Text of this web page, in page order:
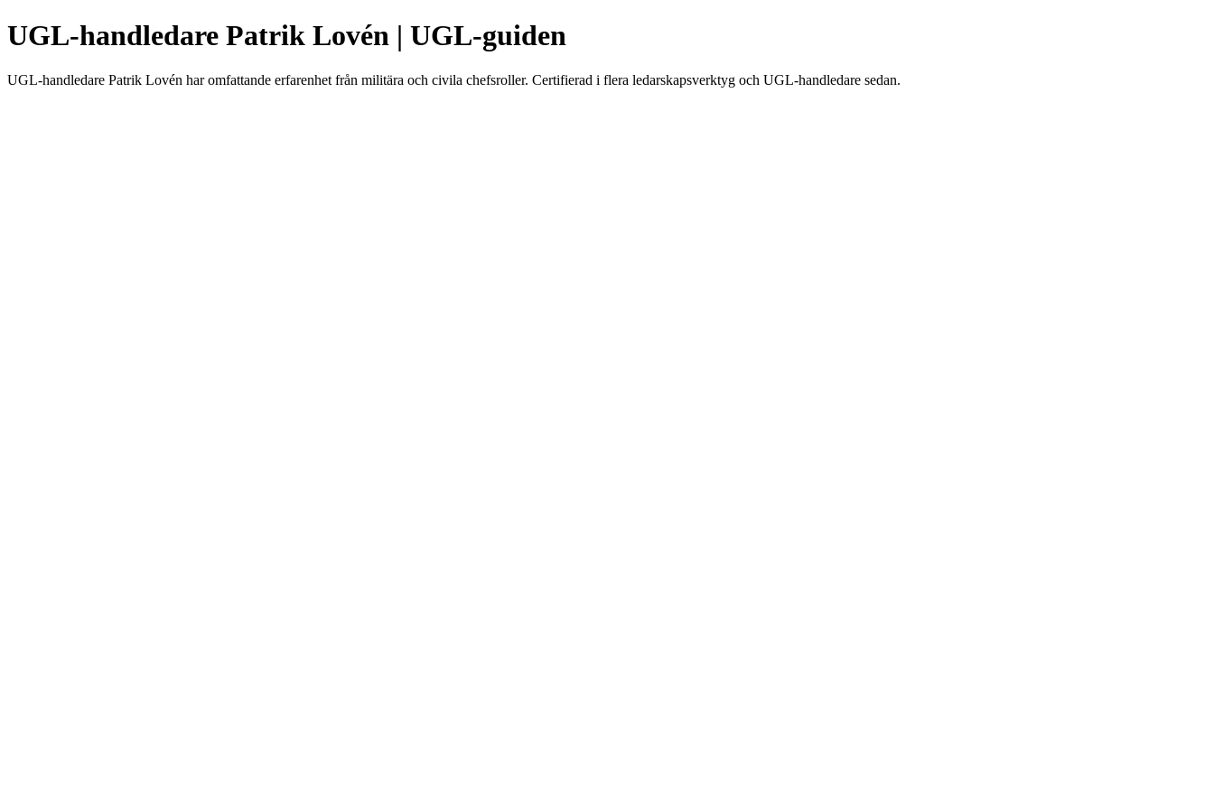
UGL-handledare Patrik Lovén | UGL-guiden
UGL-handledare Patrik Lovén har omfattande erfarenhet från militära och civila chefsroller. Certifierad i flera ledarskapsverktyg och UGL-handledare sedan.